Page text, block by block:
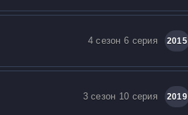
4 сезон 6 серия 2015
3 сезон 10 серия 2019